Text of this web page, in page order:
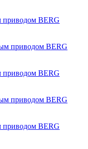
приводом BERG
приводом BERG
приводом BERG